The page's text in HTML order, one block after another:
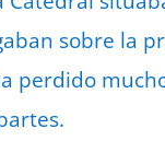
sobre la
perdido